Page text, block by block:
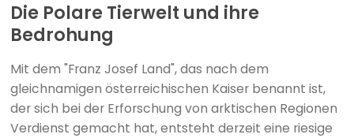
Die Polare Tierwelt und ihre
Bedrohung
Mit dem "Franz Josef Land", das nach dem
gleichnamigen österreichischen Kaiser benannt ist,
der sich bei der Erforschung von arktischen Regionen
Verdienst gemacht hat, entsteht derzeit eine riesige